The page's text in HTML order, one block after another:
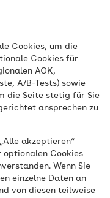
Cookies, um die
Cookies für
AOK,
A/B-Tests) sowie
die Seite stetig für Sie
ansprechen zu
akzeptieren“
optionalen Cookies
Wenn Sie
einzelne Daten an
von diesen teilweise